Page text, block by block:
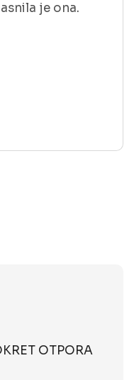
je ona.
OTPORA